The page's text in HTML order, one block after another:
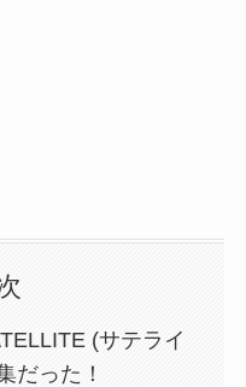
(サテライ
だった！